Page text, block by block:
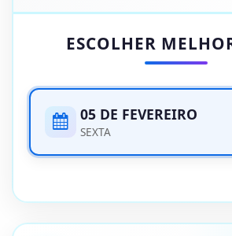
ESCOLHER
05 DE FEVEREIRO
SEXTA